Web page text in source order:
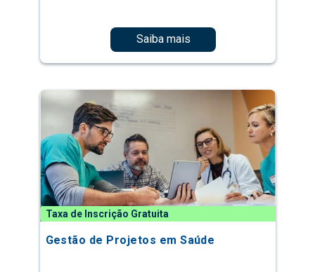
Saiba mais
Taxa de Inscrição Gratuita
Gestão de Projetos em Saúde